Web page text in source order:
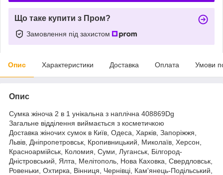
Що таке купити з Пром?
Замовлення під захистом
Опис Характеристики Доставка Оплата Умови
Опис
Сумка жіноча 2 в 1 унікальна з наплічна 408869Dg
Загальне відділення виймається з косметичкою
Доставка жіночих сумок в Київ, Одеса, Харків, Запоріжжя,
Львів, Дніпропетровськ, Кропивницький, Миколаїв, Херсон,
Красноармійськ, Коломия, Суми, Луганськ, Білгород-
Дністровський, Ялта, Мелітополь, Нова Каховка, Свердловськ,
Ровеньки, Охтирка, Вінниця, Чернівці, Кам'янець-Подільський,